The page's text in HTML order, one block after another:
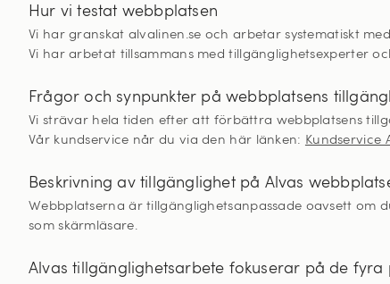
Hur vi testat webbplatsen
Vi har granskat alvalinen.se och arbetar systematiskt
Vi har arbetat tillsammans med tillgänglighetsexperter
Frågor och synpunkter på webbplatsens
Vi strävar hela tiden efter att förbättra webbplatsens
Vår kundservice når du via den här länken: Kundservice
Beskrivning av tillgänglighet på Alvas
Webbplatserna är tillgänglighetsanpassade oavsett om
som skärmläsare.
Alvas tillgänglighetsarbete fokuserar på de